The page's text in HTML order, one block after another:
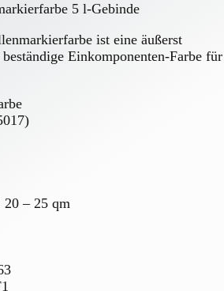
5 l-Gebinde
ist eine äußerst
Einkomponenten-Farbe für
20 – 25 qm